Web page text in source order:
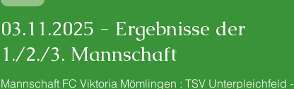
03.11.2025 - Ergebnisse der
1./2./3. Mannschaft
Mannschaft FC Viktoria Mömlingen : TSV Unterpleichfeld -